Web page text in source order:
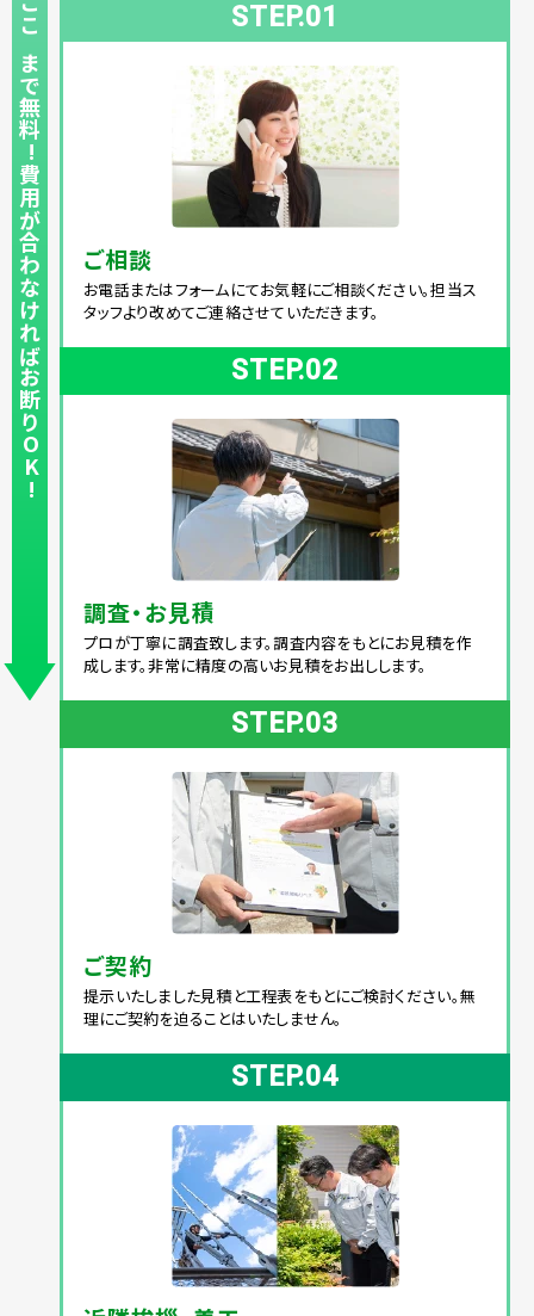
STEP.01
ご相談
お電話またはフォームにてお気軽にご相談ください。担当ス
タッフより改めてご連絡させていただきます。
STEP.02
調査・お見積
プロが丁寧に調査致します。調査内容をもとにお見積を作
成します。非常に精度の高いお見積をお出しします。
STEP.03
ご契約
提示いたしました見積と工程表をもとにご検討ください。無
理にご契約を迫ることはいたしません。
STEP.04
ここまで無料!費用が合わなければお断りOK!